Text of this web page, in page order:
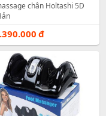
chân Holtashi 5D
đ